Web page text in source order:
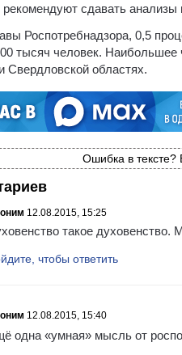
сдавать
Роспотребнадзора, 0,5
тысяч человек.
Свердловской областях.
Ошибка в
12.08.2015, 15:25
такое духовенство.
чтобы ответить
12.08.2015, 15:40
одна «умная» мысль от